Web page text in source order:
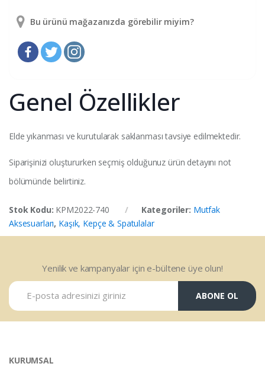
Bu ürünü mağazanızda görebilir miyim?
Genel Özellikler
Elde yıkanması ve kurutularak saklanması tavsiye edilmektedir.
Siparişinizi oluştururken seçmiş olduğunuz ürün detayını not
bölümünde belirtiniz.
Stok Kodu: KPM2022-740 Kategoriler: Mutfak
Aksesuarları, Kaşık, Kepçe & Spatulalar
Yenilik ve kampanyalar için e-bültene üye olun!
ABONE OL
KURUMSAL